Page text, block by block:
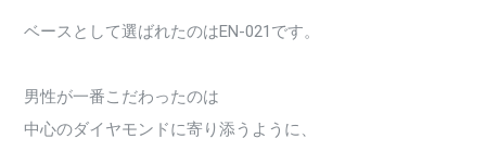
ベースとして選ばれたのはEN-021です。
男性が一番こだわったのは
中心のダイヤモンドに寄り添うように、